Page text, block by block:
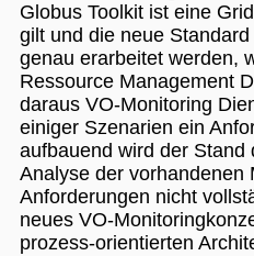
Globus Toolkit ist eine
gilt und die neue
genau erarbeitet werden,
Ressource Management
daraus VO-Monitoring
einiger Szenarien ein
aufbauend wird der Stand
Analyse der vorhandenen
Anforderungen nicht
neues VO-
prozess-orientierten